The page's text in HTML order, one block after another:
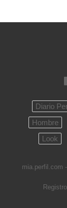
Diario
Hombre
Look
mia.perfil.com